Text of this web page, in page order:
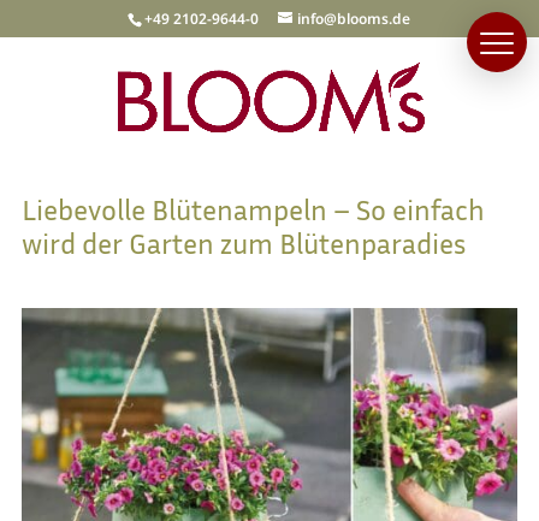
+49 2102-9644-0 info@blooms.de
Liebevolle Blütenampeln – So einfach
wird der Garten zum Blütenparadies